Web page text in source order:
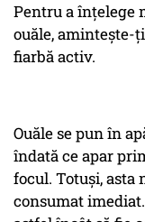
Pentru a înțelege
ouăle, amintește-
fiarbă activ.
Ouăle se pun în
îndată ce apar
focul. Totuși, asta
consumat